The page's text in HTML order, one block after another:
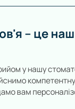
– це наш
у нашу
компетентну
вам